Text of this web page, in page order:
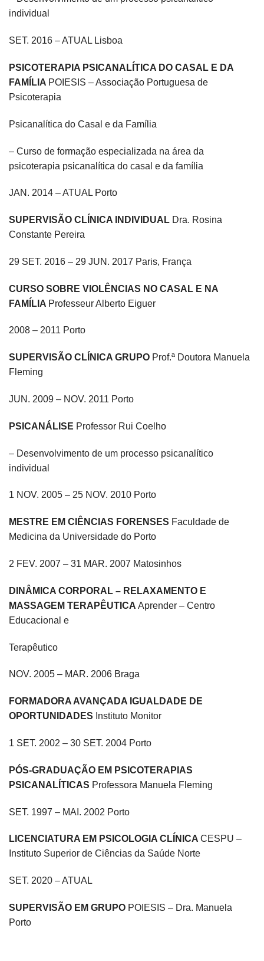
individual
SET. 2016 – ATUAL Lisboa
PSICOTERAPIA PSICANALÍTICA DO CASAL E DA
FAMÍLIA POIESIS – Associação Portuguesa de
Psicoterapia
Psicanalítica do Casal e da Família
– Curso de formação especializada na área da
psicoterapia psicanalítica do casal e da família
JAN. 2014 – ATUAL Porto
SUPERVISÃO CLÍNICA INDIVIDUAL Dra. Rosina
Constante Pereira
29 SET. 2016 – 29 JUN. 2017 Paris, França
CURSO SOBRE VIOLÊNCIAS NO CASAL E NA
FAMÍLIA Professeur Alberto Eiguer
2008 – 2011 Porto
SUPERVISÃO CLÍNICA GRUPO Prof.ª Doutora Manuela
Fleming
JUN. 2009 – NOV. 2011 Porto
PSICANÁLISE Professor Rui Coelho
– Desenvolvimento de um processo psicanalítico
individual
1 NOV. 2005 – 25 NOV. 2010 Porto
MESTRE EM CIÊNCIAS FORENSES Faculdade de
Medicina da Universidade do Porto
2 FEV. 2007 – 31 MAR. 2007 Matosinhos
DINÂMICA CORPORAL – RELAXAMENTO E
MASSAGEM TERAPÊUTICA Aprender – Centro
Educacional e
Terapêutico
NOV. 2005 – MAR. 2006 Braga
FORMADORA AVANÇADA IGUALDADE DE
OPORTUNIDADES Instituto Monitor
1 SET. 2002 – 30 SET. 2004 Porto
PÓS-GRADUAÇÃO EM PSICOTERAPIAS
PSICANALÍTICAS Professora Manuela Fleming
SET. 1997 – MAI. 2002 Porto
LICENCIATURA EM PSICOLOGIA CLÍNICA CESPU –
Instituto Superior de Ciências da Saúde Norte
SET. 2020 – ATUAL
SUPERVISÃO EM GRUPO POIESIS – Dra. Manuela
Porto